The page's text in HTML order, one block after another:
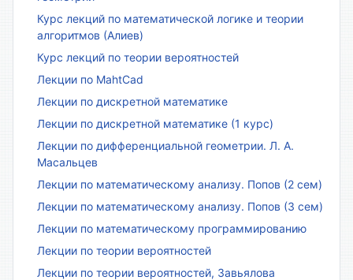
Курс лекций по математической логике и теории
алгоритмов (Алиев)
Курс лекций по теории вероятностей
Лекции по MahtCad
Лекции по дискретной математике
Лекции по дискретной математике (1 курс)
Лекции по дифференциальной геометрии. Л. А.
Масальцев
Лекции по математическому анализу. Попов (2 сем)
Лекции по математическому анализу. Попов (3 сем)
Лекции по математическому программированию
Лекции по теории вероятностей
Лекции по теории вероятностей, Завьялова